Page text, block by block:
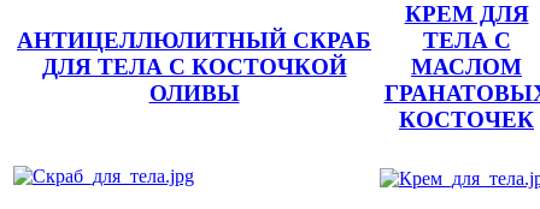
АНТИЦЕЛЛЮЛИТНЫЙ СКРАБ
ДЛЯ ТЕЛА С КОСТОЧКОЙ
ОЛИВЫ
КРЕМ ДЛЯ
ТЕЛА С
МАСЛОМ
КОСТОЧЕК